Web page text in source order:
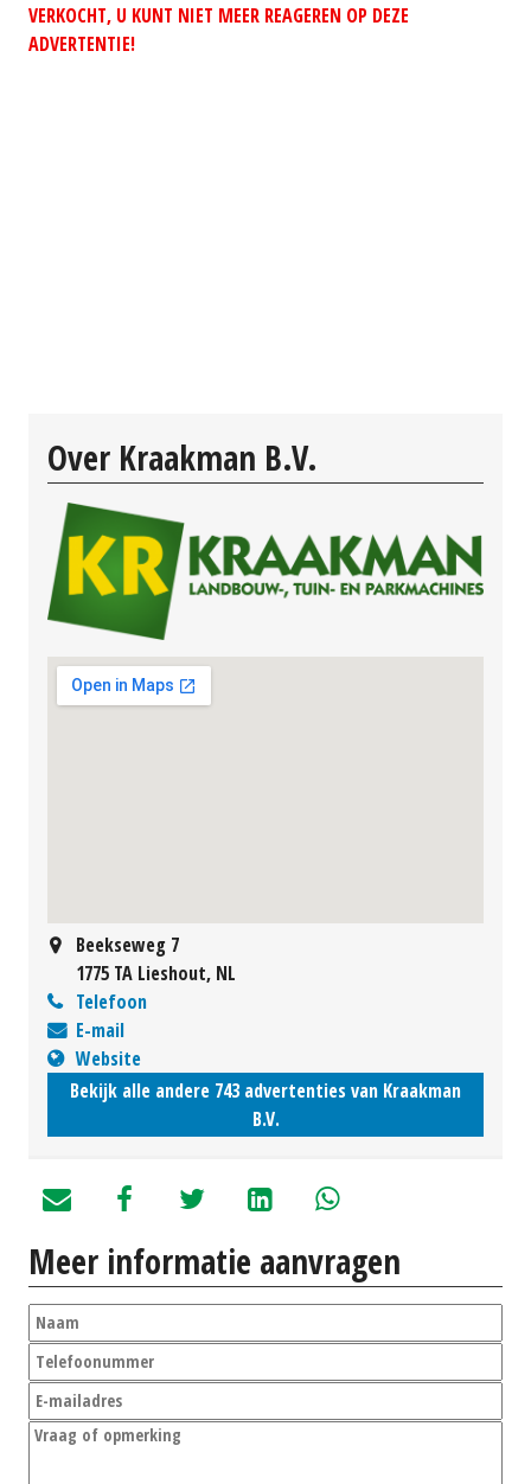
VERKOCHT, U KUNT NIET MEER REAGEREN OP DEZE
ADVERTENTIE!
Over Kraakman B.V.
Beekseweg 7
1775 TA Lieshout, NL
Telefoon
E-mail
Website
Bekijk alle andere 743 advertenties van Kraakman
B.V.
Meer informatie aanvragen